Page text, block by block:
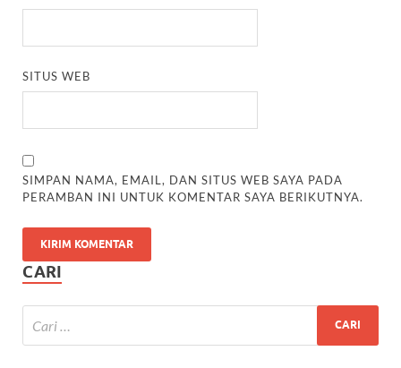
SITUS WEB
SIMPAN NAMA, EMAIL, DAN SITUS WEB SAYA PADA
PERAMBAN INI UNTUK KOMENTAR SAYA BERIKUTNYA.
CARI